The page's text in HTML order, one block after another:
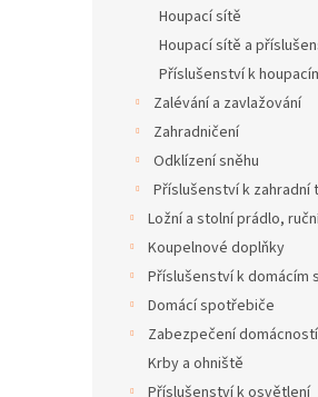
Houpací sítě
Houpací sítě a
Příslušenství k
Zalévání a zavlažování
Zahradničení
Odklízení sněhu
Příslušenství k zahradní
Ložní a stolní prádlo,
Koupelnové doplňky
Příslušenství k domácím
Domácí spotřebiče
Zabezpečení
Krby a ohniště
Příslušenství k osvětlení